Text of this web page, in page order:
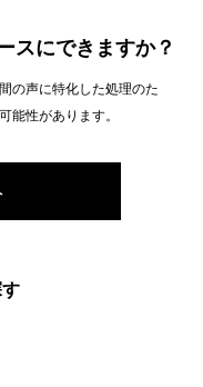
スにできますか？
の声に特化した処理のた
能性があります。